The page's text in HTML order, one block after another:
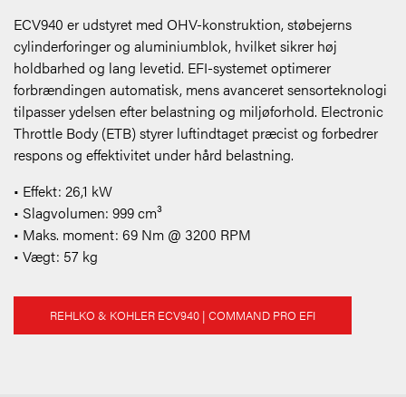
ECV940 er udstyret med OHV-konstruktion, støbejerns
cylinderforinger og aluminiumblok, hvilket sikrer høj
holdbarhed og lang levetid. EFI-systemet optimerer
forbrændingen automatisk, mens avanceret sensorteknologi
tilpasser ydelsen efter belastning og miljøforhold. Electronic
Throttle Body (ETB) styrer luftindtaget præcist og forbedrer
respons og effektivitet under hård belastning.
• Effekt: 26,1 kW
• Slagvolumen: 999 cm³
• Maks. moment: 69 Nm @ 3200 RPM
• Vægt: 57 kg
REHLKO & KOHLER ECV940 | COMMAND PRO EFI